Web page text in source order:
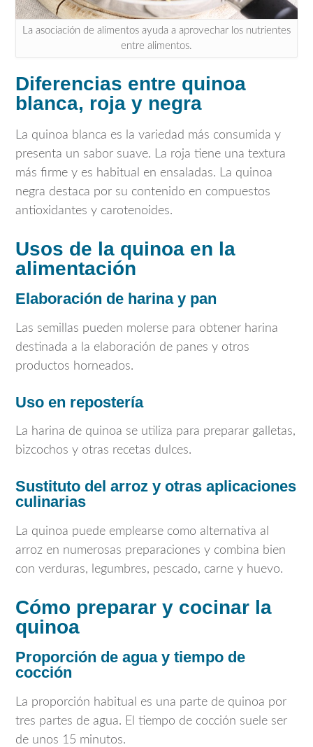
La asociación de alimentos ayuda a aprovechar los nutrientes
entre alimentos.
Diferencias entre quinoa
blanca, roja y negra
La quinoa blanca es la variedad más consumida y
presenta un sabor suave. La roja tiene una textura
más firme y es habitual en ensaladas. La quinoa
negra destaca por su contenido en compuestos
antioxidantes y carotenoides.
Usos de la quinoa en la
alimentación
Elaboración de harina y pan
Las semillas pueden molerse para obtener harina
destinada a la elaboración de panes y otros
productos horneados.
Uso en repostería
La harina de quinoa se utiliza para preparar galletas,
bizcochos y otras recetas dulces.
Sustituto del arroz y otras aplicaciones
culinarias
La quinoa puede emplearse como alternativa al
arroz en numerosas preparaciones y combina bien
con verduras, legumbres, pescado, carne y huevo.
Cómo preparar y cocinar la
quinoa
Proporción de agua y tiempo de
cocción
La proporción habitual es una parte de quinoa por
tres partes de agua. El tiempo de cocción suele ser
de unos 15 minutos.